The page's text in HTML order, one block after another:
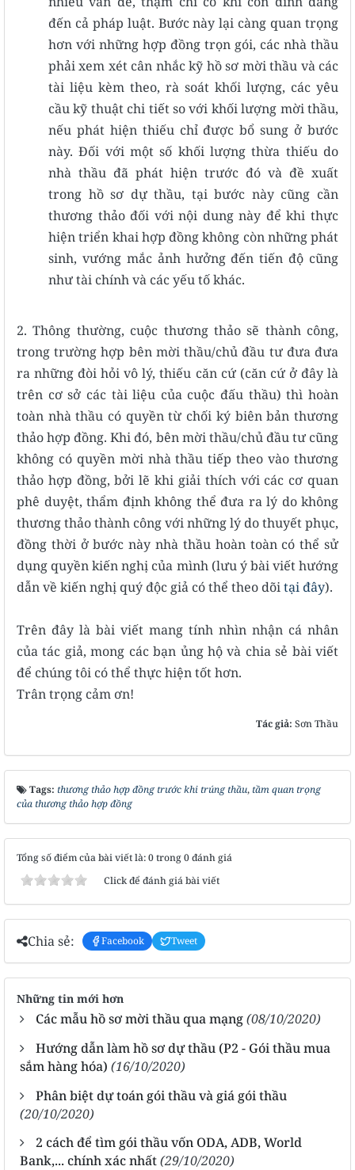
đến cả pháp luật. Bước này lại càng quan trọng
hơn với những hợp đồng trọn gói, các nhà thầu
phải xem xét cân nhắc kỹ hồ sơ mời thầu và các
tài liệu kèm theo, rà soát khối lượng, các yêu
cầu kỹ thuật chi tiết so với khối lượng mời thầu,
nếu phát hiện thiếu chỉ được bổ sung ở bước
này. Đối với một số khối lượng thừa thiếu do
nhà thầu đã phát hiện trước đó và đề xuất
trong hồ sơ dự thầu, tại bước này cũng cần
thương thảo đối với nội dung này để khi thực
hiện triển khai hợp đồng không còn những phát
sinh, vướng mắc ảnh hưởng đến tiến độ cũng
như tài chính và các yếu tố khác.
2. Thông thường, cuộc thương thảo sẽ thành công,
trong trường hợp bên mời thầu/chủ đầu tư đưa đưa
ra những đòi hỏi vô lý, thiếu căn cứ (căn cứ ở đây là
trên cơ sở các tài liệu của cuộc đấu thầu) thì hoàn
toàn nhà thầu có quyền từ chối ký biên bản thương
thảo hợp đồng. Khi đó, bên mời thầu/chủ đầu tư cũng
không có quyền mời nhà thầu tiếp theo vào thương
thảo hợp đồng, bởi lẽ khi giải thích với các cơ quan
phê duyệt, thẩm định không thể đưa ra lý do không
thương thảo thành công với những lý do thuyết phục,
đồng thời ở bước này nhà thầu hoàn toàn có thể sử
dụng quyền kiến nghị của mình (lưu ý bài viết hướng
dẫn về kiến nghị quý độc giả có thể theo dõitại đây).
Trên đây là bài viết mang tính nhìn nhận cá nhân
của tác giả, mong các bạn ủng hộ và chia sẻ bài viết
để chúng tôi có thể thực hiện tốt hơn.
Trân trọng cảm ơn!
Tác giả: Sơn Thầu
Tags: thương thảo hợp đồng trước khi trúng thầu, tầm quan trọng
của thương thảo hợp đồng
Tổng số điểm của bài viết là: 0 trong 0 đánh giá
Click để đánh giá bài viết
Chia sẻ: Facebook Tweet
Những tin mới hơn
Các mẫu hồ sơ mời thầu qua mạng(08/10/2020)
Hướng dẫn làm hồ sơ dự thầu (P2 - Gói thầu mua
sắm hàng hóa) (16/10/2020)
Phân biệt dự toán gói thầu và giá gói thầu
(20/10/2020)
2 cách để tìm gói thầu vốn ODA, ADB, World
Bank,... chính xác nhất(29/10/2020)